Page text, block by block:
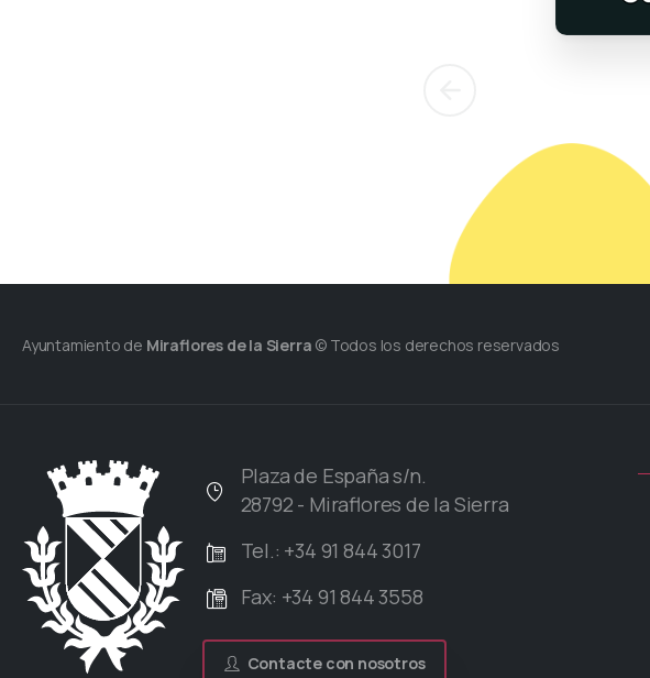
Ayuntamiento de Miraflores de la Sierra © Todos los derechos reservados
Plaza de España s/n.
28792 - Miraflores de la Sierra
Tel.: +34 91 844 3017
Fax: +34 91 844 3558
Contacte con nosotros